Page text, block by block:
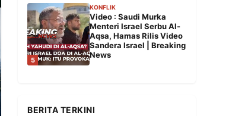
5
KONFLIK
Video : Saudi Murka
Menteri Israel Serbu Al-
Aqsa, Hamas Rilis Video
Sandera Israel | Breaking
News
BERITA TERKINI